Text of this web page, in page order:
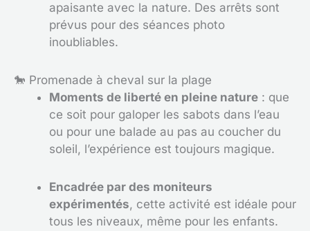
apaisante avec la nature. Des arrêts sont
prévus pour des séances photo
inoubliables.
🐎 Promenade à cheval sur la plage
Moments de liberté en pleine nature : que
ce soit pour galoper les sabots dans l’eau
ou pour une balade au pas au coucher du
soleil, l’expérience est toujours magique.
Encadrée par des moniteurs
expérimentés, cette activité est idéale pour
tous les niveaux, même pour les enfants.